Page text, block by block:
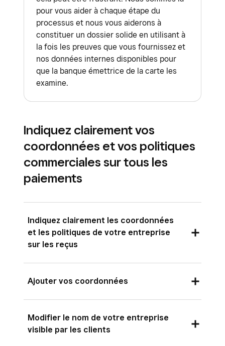
pour vous aider à chaque étape du
processus et nous vous aiderons à
constituer un dossier solide en utilisant à
la fois les preuves que vous fournissez et
nos données internes disponibles pour
que la banque émettrice de la carte les
examine.
Indiquez clairement vos
coordonnées et vos politiques
commerciales sur tous les
paiements
Indiquez clairement les coordonnées
et les politiques de votre entreprise
sur les reçus
détails du montant débité pour éviter tout litige
ultérieur. Cela permet de vous assurer que :
Votre client sait pourquoi il est encaissé
Ajouter vos coordonnées
adresse, votre site Web et vos pages de
réseaux sociaux sur vos reçus. Votre client
Modifier le nom de votre entreprise
visible par les clients